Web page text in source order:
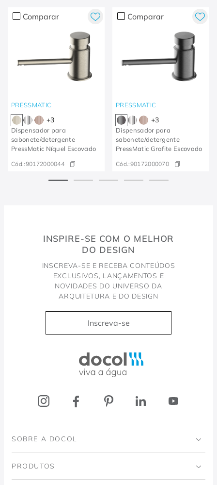
Comparar
PRESSMATIC
+3
Dispensador para
sabonete/detergente
PressMatic Níquel Escovado
Cód.:90172000044
Comparar
PRESSMATIC
+3
Dispensador para
sabonete/detergente
PressMatic Grafite Escovado
Cód.:90172000070
INSPIRE-SE COM O MELHOR
DO DESIGN
INSCREVA-SE E RECEBA CONTEÚDOS
EXCLUSIVOS, LANÇAMENTOS E
NOVIDADES DO UNIVERSO DA
ARQUITETURA E DO DESIGN
Inscreva-se
SOBRE A DOCOL
Institucional
PRODUTOS